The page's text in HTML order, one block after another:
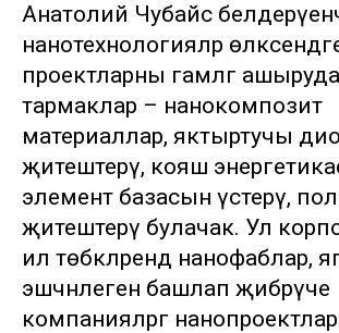
Анатолий Чубайс
нанотехнологияләр
проектларны гамәлгә
тармаклар – нанокомпозит
материаллар, яктыртучы
җитештерү, кояш
элемент базасын үстерү,
җитештерү булачак. Ул
ил төбәкләрендә нанофаблар,
эшчәнлеген башлап җибәрүче
компанияләргә